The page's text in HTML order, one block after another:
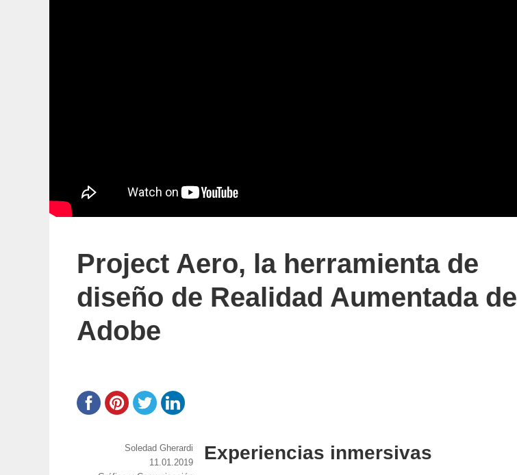
Project Aero, la herramienta de
diseño de Realidad Aumentada de
Adobe
Experiencias inmersivas
https://www.experimenta.es/author/soledad-
gherardi/
Soledad Gherardi
Publicado
11.01.2019